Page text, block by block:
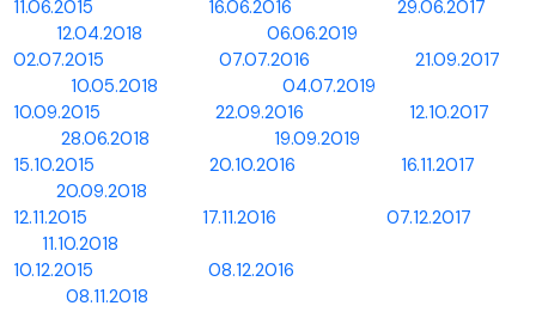
11.06.2015
16.06.2016
29.06.2017
12.04.2018
06.06.2019
02.07.2015
07.07.2016
21.09.2017
10.05.2018
04.07.2019
10.09.2015
22.09.2016
12.10.2017
28.06.2018
19.09.2019
15.10.2015
20.10.2016
16.11.2017
20.09.2018
12.11.2015
17.11.2016
07.12.2017
11.10.2018
10.12.2015
08.12.2016
08.11.2018